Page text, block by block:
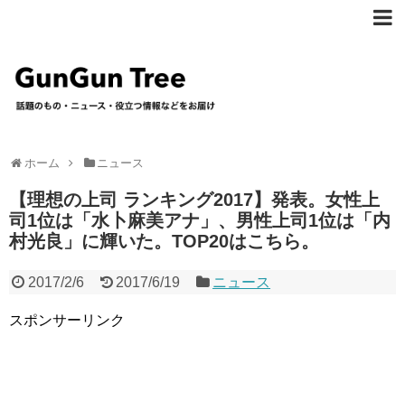
ホーム ニュース
【理想の上司 ランキング2017】発表。女性上
司1位は「水卜麻美アナ」、男性上司1位は「内
村光良」に輝いた。TOP20はこちら。
2017/2/6 2017/6/19 ニュース
スポンサーリンク